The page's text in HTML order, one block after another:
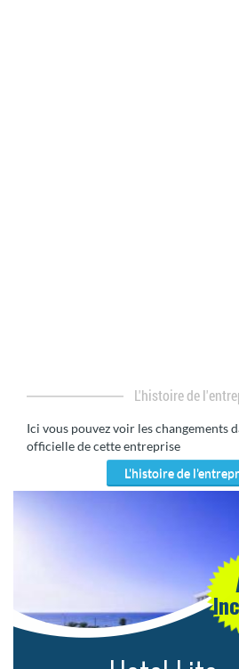
L'histoire de
Ici vous pouvez voir les changements dans l'information
officielle de cette entreprise
L'histoire de